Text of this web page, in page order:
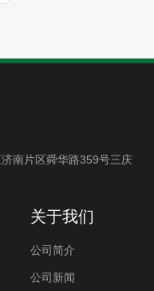
南片区舜华路359号三庆
关于我们
公司简介
公司新闻